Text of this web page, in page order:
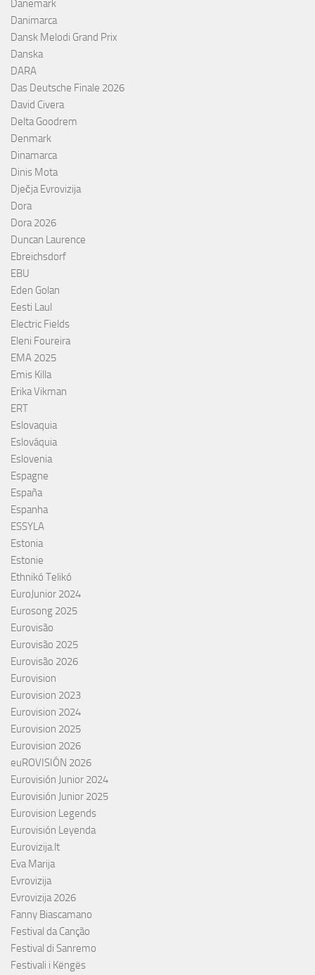
Danemark
Danimarca
Dansk Melodi Grand Prix
Danska
DARA
Das Deutsche Finale 2026
David Civera
Delta Goodrem
Denmark
Dinamarca
Dinis Mota
Dječja Evrovizija
Dora
Dora 2026
Duncan Laurence
Ebreichsdorf
EBU
Eden Golan
Eesti Laul
Electric Fields
Eleni Foureira
EMA 2025
Emis Killa
Erika Vikman
ERT
Eslovaquia
Eslováquia
Eslovenia
Espagne
España
Espanha
ESSYLA
Estonia
Estonie
Ethnikó Telikó
EuroJunior 2024
Eurosong 2025
Eurovisão
Eurovisão 2025
Eurovisão 2026
Eurovision
Eurovision 2023
Eurovision 2024
Eurovision 2025
Eurovision 2026
euROVISIÓN 2026
Eurovisión Junior 2024
Eurovisión Junior 2025
Eurovision Legends
Eurovisión Leyenda
Eurovizija.lt
Eva Marija
Evrovizija
Evrovizija 2026
Fanny Biascamano
Festival da Canção
Festival di Sanremo
Festivali i Këngës